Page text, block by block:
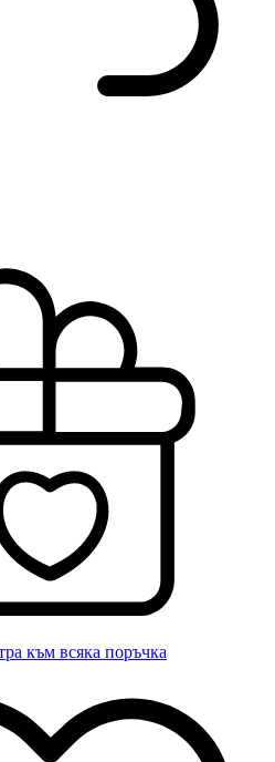
към всяка поръчка